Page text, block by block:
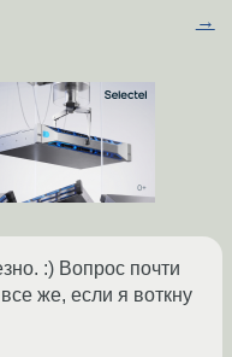
→
:) Вопрос почти
же, если я воткну